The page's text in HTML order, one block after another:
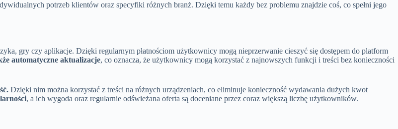
potrzeb klientów oraz specyfiki różnych branż. Dzięki temu każdy bez problemu znajdzie coś, co spełni jego
gry czy aplikacje. Dzięki regularnym płatnościom użytkownicy mogą nieprzerwanie cieszyć się dostępem do platform
automatyczne aktualizacje, co oznacza, że użytkownicy mogą korzystać z najnowszych funkcji i treści bez konieczności
Dzięki nim można korzystać z treści na różnych urządzeniach, co eliminuje konieczność wydawania dużych kwot
, a ich wygoda oraz regularnie odświeżana oferta są doceniane przez coraz większą liczbę użytkowników.